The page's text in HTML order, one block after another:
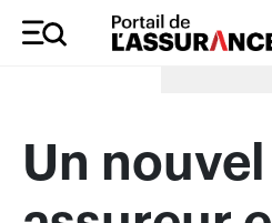
Merci à nos
Un nouvel